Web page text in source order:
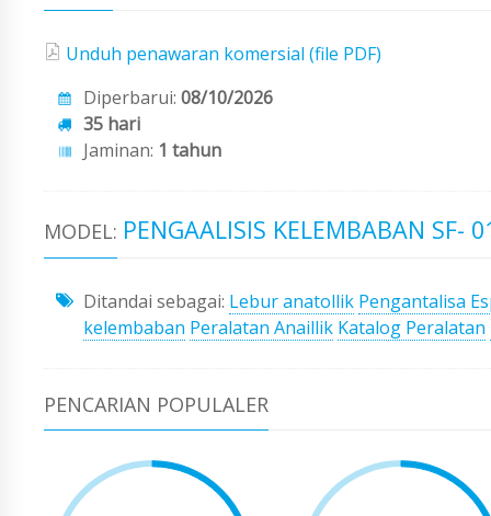
Unduh penawaran komersial (file PDF)
Diperbarui: 08/10/2026
35 hari
Jaminan: 1 tahun
MODEL: PENGAALISIS KELEMBABAN SF-
Ditandai sebagai: Lebur anatollik Pengantalisa
kelembaban Peralatan Anaillik Katalog Peralatan
PENCARIAN POPULALER